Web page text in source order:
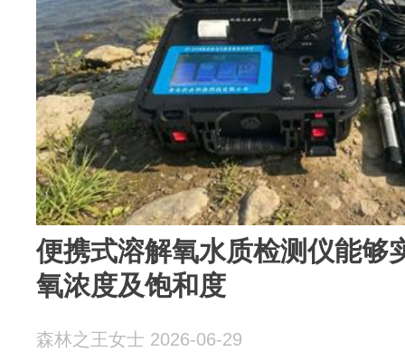
便携式溶解氧水质检测仪能够
氧浓度及饱和度
森林之王女士 2026-06-29